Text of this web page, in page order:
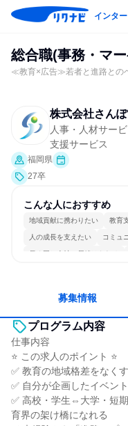
インタ
総合職(事務・マ
≪教育×広告≫若者と進路との
株式会社さんぽ
人事・人材サー
支援サービス
福岡県
27卒
こんな人におすすめ
地域貢献に携わりたい 教育
人の成長を支えたい コミュ
長く同じ会社に居続けられる
募集情報
プログラム内容
仕事内容
⭐ この求人のポイント ⭐
✅ 教育の地域格差をなく
✅ 自分が企画したイベン
✅ 高校・学生⇔大学・短
育界の架け橋になれる